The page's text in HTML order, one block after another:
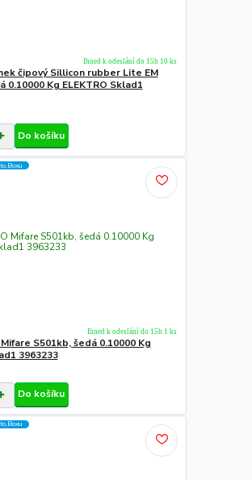
čipový Sillicon rubber Lite EM
0.10000 Kg ELEKTRO Sklad1
Ihned k odeslání do 15h 10 ks
Do košíku
S501kb, šedá 0.10000 Kg
3963233
Ihned k odeslání do 15h 1 ks
Do košíku